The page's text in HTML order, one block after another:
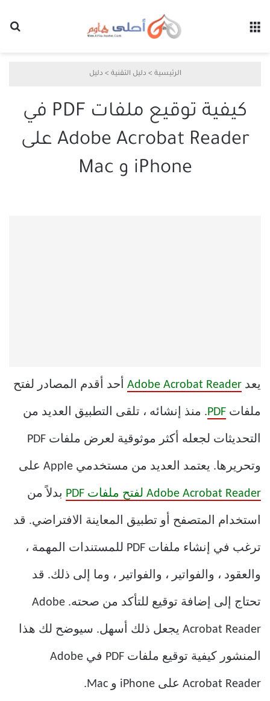
الرئيسية > دليل التقنية > دليل
كيفية توقيع ملفات PDF في
Adobe Acrobat Reader على
iPhone و Mac
يعد Adobe Acrobat Reader أحد أقدم المصادر لفتح
ملفات PDF. منذ إنشائه ، تلقى التطبيق العديد من
التحديثات لجعله أكثر موثوقية لعرض ملفات PDF
وتحريرها. يعتمد العديد من مستخدمي Apple على
Adobe Acrobat Reader لفتح ملفات PDF بدلاً من
استخدام المتصفح أو تطبيق المعاينة الافتراضي. قد
ترغب في إنشاء ملفات PDF للمستندات المهمة ،
والعقود ، والفواتير ، والفواتير ، وما إلى ذلك. قد
تحتاج إلى إضافة توقيع للتأكد من صحته. Adobe
Acrobat Reader يجعل ذلك أسهل. سيوضح لك هذا
المنشور كيفية توقيع ملفات PDF في Adobe
Acrobat Reader على iPhone و Mac.